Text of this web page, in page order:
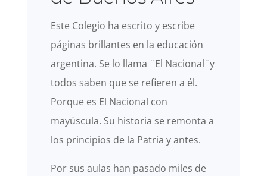
Este Colegio ha escrito y escribe
páginas brillantes en la educación
argentina. Se lo llama ¨El Nacional¨y
todos saben que se refieren a él.
Porque es El Nacional con
mayúscula. Su historia se remonta a
los principios de la Patria y antes.
Por sus aulas han pasado miles de